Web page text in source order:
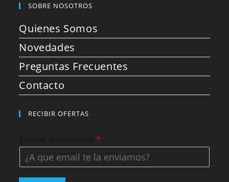
SOBRE NOSOTROS
Quienes Somos
Novedades
Preguntas Frecuentes
Contacto
RECIBIR OFERTAS
Correo electrónico*